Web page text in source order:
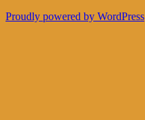
Proudly powered by WordPress